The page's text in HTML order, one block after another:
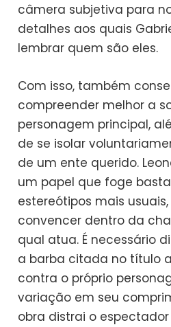
câmera subjetiva para
detalhes aos quais
lembrar quem são eles.
Com isso, também
compreender melhor a
personagem principal,
de se isolar
de um ente querido.
um papel que foge
estereótipos mais
convencer dentro da
qual atua. É necessário
a barba citada no título
contra o próprio
variação em seu
obra distrai o